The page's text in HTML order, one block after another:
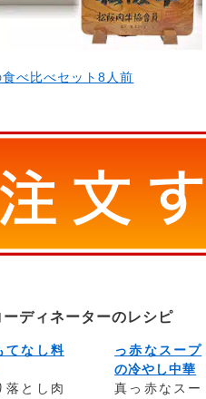
べ比べセット8人前
ディネーターのレシピ
てなし料
落とし肉
っ赤なスープ
の冷やし中華
真っ赤なスー